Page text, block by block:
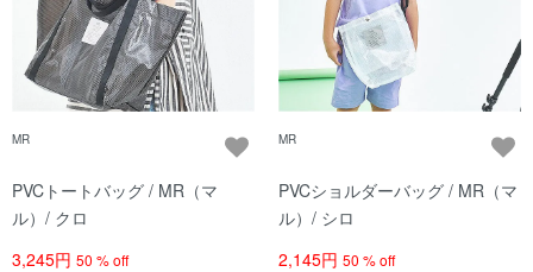
MR
PVCトートバッグ / MR（マ
ル）/ クロ
3,245円 50 % off
MR
PVCショルダーバッグ / MR（マ
ル）/ シロ
2,145円 50 % off